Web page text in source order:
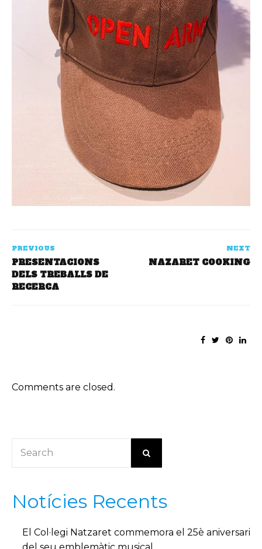
PREVIOUS
PRESENTACIONS
DELS TREBALLS DE
RECERCA
NEXT
NAZARET COOKING
Comments are closed.
Notícies Recents
El Col·legi Natzaret commemora el 25è aniversari